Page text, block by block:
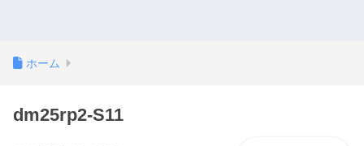
ホーム
dm25rp2-S11